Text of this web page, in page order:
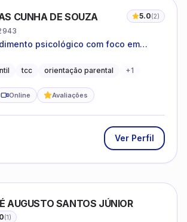
CUNHA DE SOUZA 5.0(2)
psicológico com foco em
equilíbrio emocional e
tcc orientação parental +1
Online Avaliações
Ver Perfil
AUGUSTO SANTOS JÚNIOR
(1)